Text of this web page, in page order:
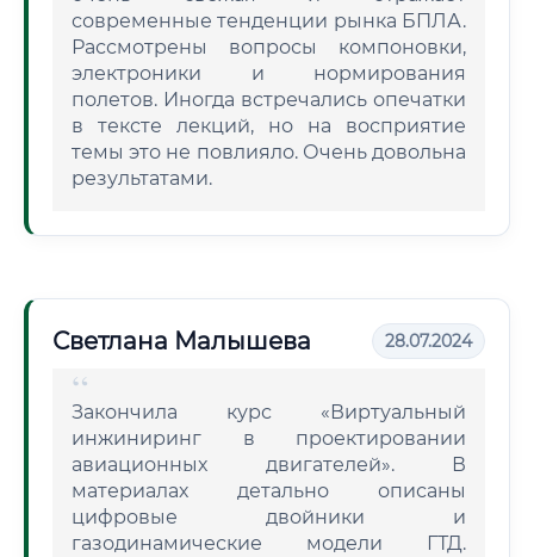
современные тенденции рынка БПЛА.
Рассмотрены вопросы компоновки,
электроники и нормирования
полетов. Иногда встречались опечатки
в тексте лекций, но на восприятие
темы это не повлияло. Очень довольна
результатами.
Светлана Малышева 28.07.2024
Закончила курс «Виртуальный
инжиниринг в проектировании
авиационных двигателей». В
материалах детально описаны
цифровые двойники и
газодинамические модели ГТД.